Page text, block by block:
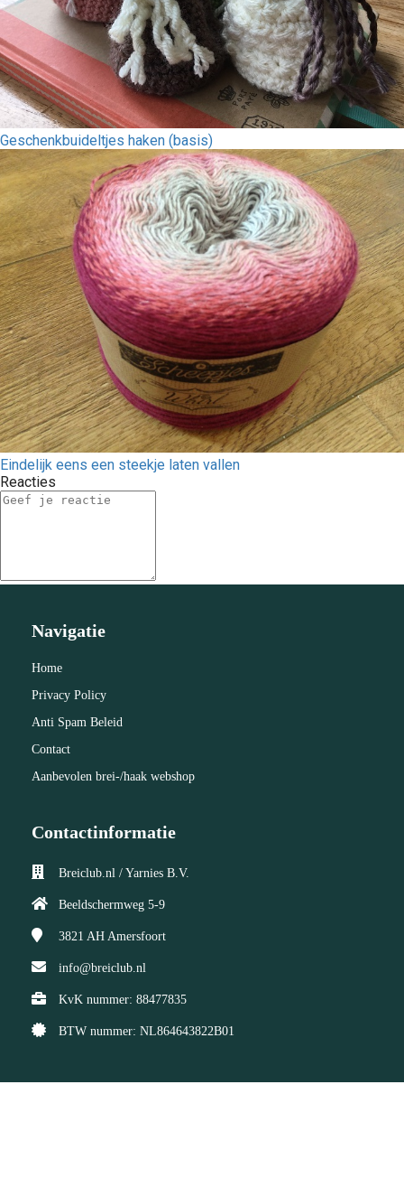
Geschenkbuideltjes haken (basis)
Eindelijk eens een steekje laten vallen
Reacties
Navigatie
Home
Privacy Policy
Anti Spam Beleid
Contact
Aanbevolen brei-/haak webshop
Contactinformatie
Breiclub.nl / Yarnies B.V.
Beeldschermweg 5-9
3821 AH Amersfoort
info@breiclub.nl
KvK nummer: 88477835
BTW nummer: NL864643822B01